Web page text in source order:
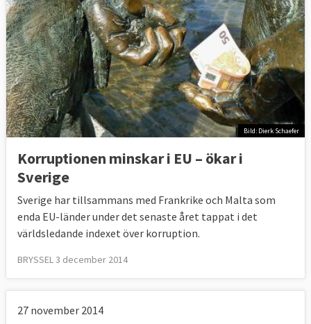
Bild: Dierk Schaefer
Korruptionen minskar i EU – ökar i
Sverige
Sverige har tillsammans med Frankrike och Malta som
enda EU-länder under det senaste året tappat i det
världsledande indexet över korruption.
BRYSSEL 3 december 2014
27 november 2014